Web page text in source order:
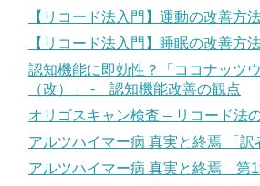
【リコード法入門】運動の改善方
【リコード法入門】睡眠の改善方
認知機能に即効性？「ココナッツ
（改）」 - 認知機能改善の観点
オリゴスキャン検査 – リコード法
アルツハイマー病 真実と終焉 「
アルツハイマー病 真実と終焉